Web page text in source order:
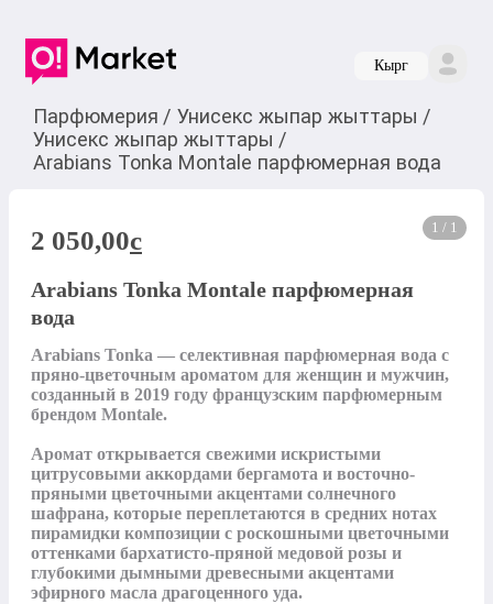
Кырг
Парфюмерия / Унисекс жыпар жыттары /
Унисекс жыпар жыттары /
Arabians Tonka Montale парфюмерная вода
1 / 1
2 050,00c
Arabians Tonka Montale парфюмерная
вода
Arabians Tonka — селективная парфюмерная вода с
пряно-цветочным ароматом для женщин и мужчин,
созданный в 2019 году французским парфюмерным
брендом Montale.
Аромат открывается свежими искристыми
цитрусовыми аккордами бергамота и восточно-
пряными цветочными акцентами солнечного
шафрана, которые переплетаются в средних нотах
пирамидки композиции с роскошными цветочными
оттенками бархатисто-пряной медовой розы и
глубокими дымными древесными акцентами
эфирного масла драгоценного уда.